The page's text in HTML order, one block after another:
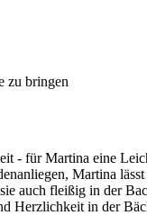
zu bringen
- für Martina eine
Martina lässt
auch fleißig in der
Herzlichkeit in der